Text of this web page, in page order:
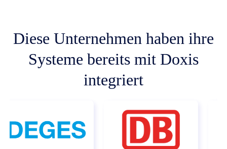
Diese Unternehmen haben ihre
Systeme bereits mit Doxis
integriert